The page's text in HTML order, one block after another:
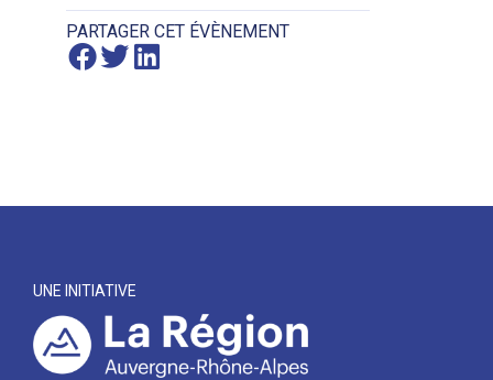
PARTAGER CET ÉVÈNEMENT
UNE INITIATIVE